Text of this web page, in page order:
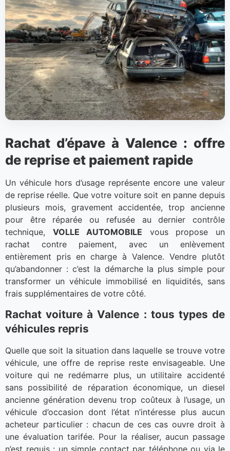
Rachat d’épave à Valence : offre
de reprise et paiement rapide
Un véhicule hors d’usage représente encore une valeur
de reprise réelle. Que votre voiture soit en panne depuis
plusieurs mois, gravement accidentée, trop ancienne
pour être réparée ou refusée au dernier contrôle
technique, VOLLE AUTOMOBILE vous propose un
rachat contre paiement, avec un enlèvement
entièrement pris en charge à Valence. Vendre plutôt
qu’abandonner : c’est la démarche la plus simple pour
transformer un véhicule immobilisé en liquidités, sans
frais supplémentaires de votre côté.
Rachat voiture à Valence : tous types de
véhicules repris
Quelle que soit la situation dans laquelle se trouve votre
véhicule, une offre de reprise reste envisageable. Une
voiture qui ne redémarre plus, un utilitaire accidenté
sans possibilité de réparation économique, un diesel
ancienne génération devenu trop coûteux à l’usage, un
véhicule d’occasion dont l’état n’intéresse plus aucun
acheteur particulier : chacun de ces cas ouvre droit à
une évaluation tarifée. Pour la réaliser, aucun passage
n’est requis : un simple contact par téléphone ou via le